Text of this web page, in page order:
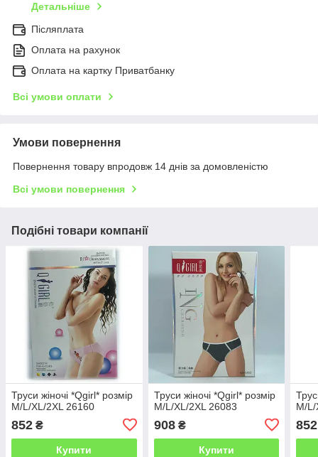
Детальніше
Післяплата
Оплата на рахунок
Оплата на картку Приватбанку
Всі умови оплати
Умови повернення
Повернення товару впродовж 14 днів за домовленістю
Всі умови повернення
Подібні товари компанії
Труси жіночі *Qgirl* розмір
M/L/XL/2XL 26160
852 ₴
Купити
Труси жіночі *Qgirl* розмір
M/L/XL/2XL 26083
908₴
Купити
M/
852